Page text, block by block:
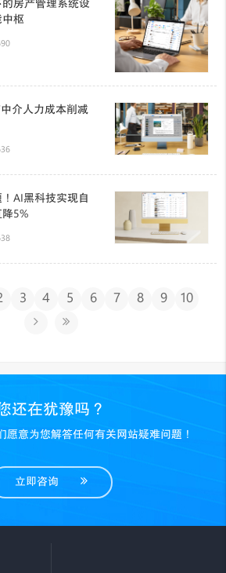
房产管理系统设
枢
介人力成本削减
AI黑科技实现自
5%
3 4 5 6 7 8 9 10
还在犹豫吗？
愿意为您解答任何有关网站疑难问题！
立即咨询